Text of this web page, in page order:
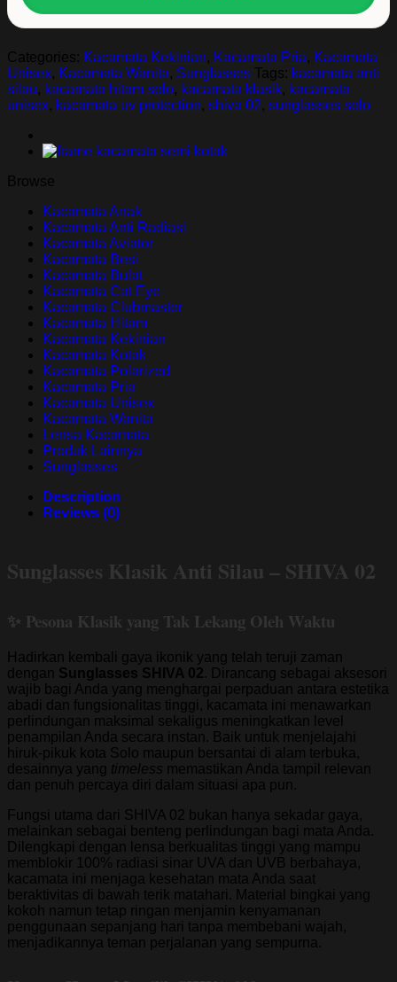
Categories: Kacamata Kekinian, Kacamata Pria, Kacamata
Unisex, Kacamata Wanita, Sunglasses Tags: kacamata anti
silau, kacamata hitam solo, kacamata klasik, kacamata
unisex, kacamata uv protection, shiva 02, sunglasses solo
Browse
Kacamata Anak
Kacamata Anti Radiasi
Kacamata Aviator
Kacamata Besi
Kacamata Bulat
Kacamata Cat Eye
Kacamata Clubmaster
Kacamata Hitam
Kacamata Kekinian
Kacamata Kotak
Kacamata Polarized
Kacamata Pria
Kacamata Unisex
Kacamata Wanita
Lensa Kacamata
Produk Lainnya
Sunglasses
Description
Reviews (0)
Sunglasses Klasik Anti Silau – SHIVA 02
✨ Pesona Klasik yang Tak Lekang Oleh Waktu
Hadirkan kembali gaya ikonik yang telah teruji zaman
dengan Sunglasses SHIVA 02. Dirancang sebagai aksesori
wajib bagi Anda yang menghargai perpaduan antara estetika
abadi dan fungsionalitas tinggi, kacamata ini menawarkan
perlindungan maksimal sekaligus meningkatkan level
penampilan Anda secara instan. Baik untuk menjelajahi
hiruk-pikuk kota Solo maupun bersantai di alam terbuka,
desainnya yang timeless memastikan Anda tampil relevan
dan penuh percaya diri dalam situasi apa pun.
Fungsi utama dari SHIVA 02 bukan hanya sekadar gaya,
melainkan sebagai benteng perlindungan bagi mata Anda.
Dilengkapi dengan lensa berkualitas tinggi yang mampu
memblokir 100% radiasi sinar UVA dan UVB berbahaya,
kacamata ini menjaga kesehatan mata Anda saat
beraktivitas di bawah terik matahari. Material bingkai yang
kokoh namun tetap ringan menjamin kenyamanan
penggunaan sepanjang hari tanpa membebani wajah,
menjadikannya teman perjalanan yang sempurna.